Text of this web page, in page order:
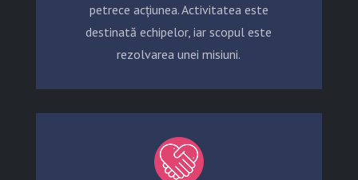
petrece acțiunea. Activitatea este
destinată echipelor, iar scopul este
rezolvarea unei misiuni.